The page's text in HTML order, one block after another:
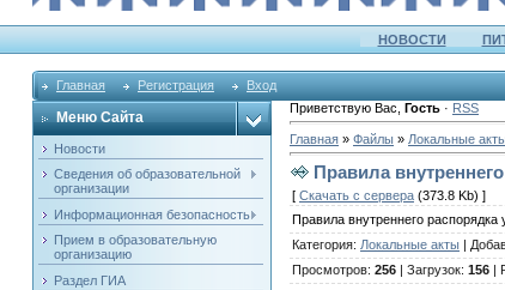
НОВОСТИ
Главная Регистрация Вход
Меню Сайта
Новости
Сведения об образовательной
организации
Информационная безопасность
Прием в образовательную
организацию
Раздел ГИА
Приветствую Вас Гость · RSS
Главная » Файлы » Локальные
Правила
[ Скачать с сервера (373.8 Kb) ]
Правила внутреннего распорядка
Категория: Локальные акты
Просмотров: 256 Загрузок: 156